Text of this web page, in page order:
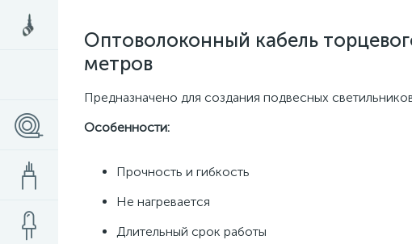
Оптоволоконный кабель
метров
Предназначено для создания подвесных
Особенности:
Прочность и гибкость
Не нагревается
Длительный срок работы